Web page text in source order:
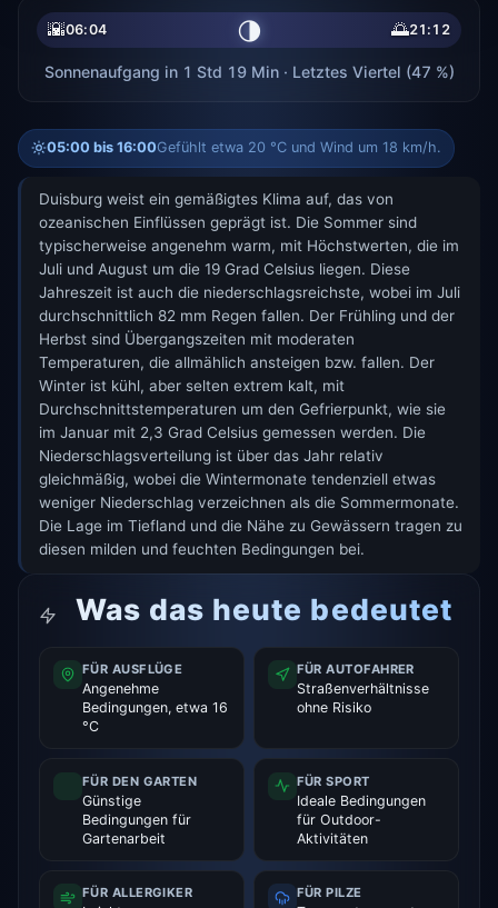
🌇06:04 🌗 🌅21:12
Sonnenaufgang in 1 Std 19 Min · Letztes Viertel (47 %)
05:00 bis 16:00Gefühlt etwa 20 °C und Wind um 18 km/h.
Duisburg weist ein gemäßigtes Klima auf, das von
ozeanischen Einflüssen geprägt ist. Die Sommer sind
typischerweise angenehm warm, mit Höchstwerten, die im
Juli und August um die 19 Grad Celsius liegen. Diese
Jahreszeit ist auch die niederschlagsreichste, wobei im Juli
durchschnittlich 82 mm Regen fallen. Der Frühling und der
Herbst sind Übergangszeiten mit moderaten
Temperaturen, die allmählich ansteigen bzw. fallen. Der
Winter ist kühl, aber selten extrem kalt, mit
Durchschnittstemperaturen um den Gefrierpunkt, wie sie
im Januar mit 2,3 Grad Celsius gemessen werden. Die
Niederschlagsverteilung ist über das Jahr relativ
gleichmäßig, wobei die Wintermonate tendenziell etwas
weniger Niederschlag verzeichnen als die Sommermonate.
Die Lage im Tiefland und die Nähe zu Gewässern tragen zu
diesen milden und feuchten Bedingungen bei.
Was das heute bedeutet
FÜR AUSFLÜGE
Angenehme
Bedingungen, etwa 16
°C
FÜR AUTOFAHRER
Straßenverhältnisse
ohne Risiko
FÜR DEN GARTEN
Günstige
Bedingungen für
Gartenarbeit
FÜR SPORT
Ideale Bedingungen
für Outdoor-
Aktivitäten
FÜR ALLERGIKER FÜR PILZE